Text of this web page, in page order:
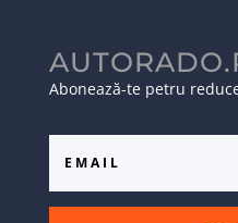
Abonează-te petru